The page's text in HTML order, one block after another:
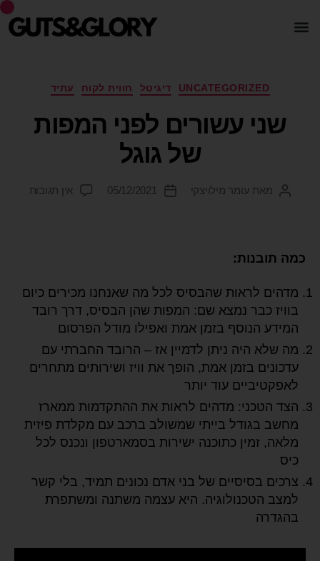
UNCATEGORIZED דיגיטל חווית לקוח עתיד
שני עשורים לפני המפות
של גוגל
מאת עומר מילויצקי 05/12/2021 אין תגובות
כמה תובנות:
מדהים לראות שהבסיס לכל מה שאנחנו מכירים כיום
בוויז כבר נמצא שם: המפות שהן הבסיס, דרך רובד
המידע הנוסף בזמן אמת ואפילו מודל הפרסום
מה שלא היה ניתן לדמיין אז – הרובד החברתי עם
עדכונים בזמן אמת, הופך את וויז ושירותים מתחרים
לאפקטיביים עוד יותר
הצד הטכני: מדהים לראות את ההתקדמות ממארז
מחשב בגודל בייתי שמשולב ברכב עם מקלדת פיזית
מלאה, זמין כתוכנה ישירות בסמארטפון ונכנס לכל
כיס
צרכים בסיסיים של בני אדם נכונים תמיד, בלי קשר
למצב הטכנולוגיה. היא עצמה משתנה ומשתפרת
בהגדרה